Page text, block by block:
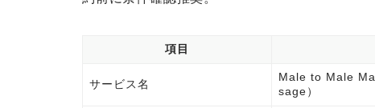
項目
サービス名
Male to Male
sage）